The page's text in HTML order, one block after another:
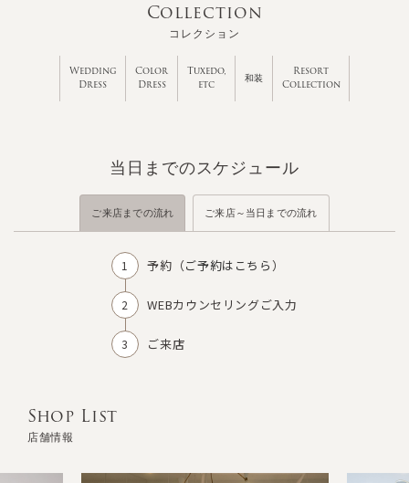
Collection
コレクション
Wedding
Dress
Color
Dress
Tuxedo,
etc
和装
Resort
Collection
当日までのスケジュール
ご来店までの流れ ご来店～当日までの流れ
予約（ご予約はこちら）
WEBカウンセリングご入力
ご来店
Shop List
店舗情報